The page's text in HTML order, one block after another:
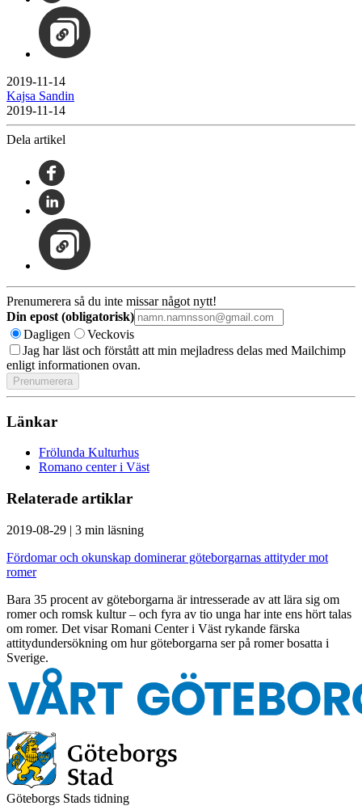
2019-11-14
Kajsa Sandin
2019-11-14
Dela artikel
Prenumerera så du inte missar något nytt!
Din epost (obligatorisk)
Dagligen
Veckovis
Jag har läst och förstått att min mejladress delas med Mailchimp
enligt informationen ovan.
Länkar
Frölunda Kulturhus
Romano center i Väst
Relaterade artiklar
2019-08-29 | 3 min läsning
Fördomar och okunskap dominerar göteborgarnas attityder mot
romer
Bara 35 procent av göteborgarna är intresserade av att lära sig om
romer och romsk kultur – och fyra av tio unga har inte ens hört talas
om romer. Det visar Romani Center i Väst rykande färska
attitydundersökning om hur göteborgarna ser på romer bosatta i
Sverige.
Göteborgs Stads tidning